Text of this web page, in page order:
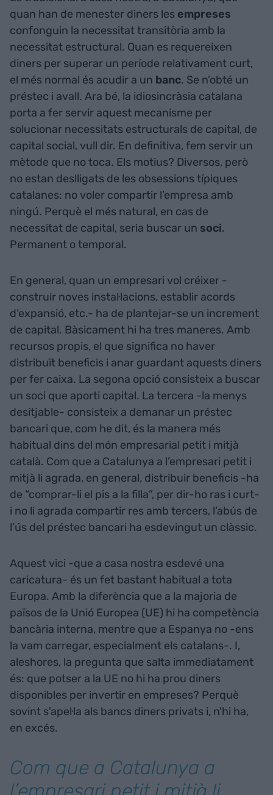
quan han de menester diners les empreses
confonguin la necessitat transitòria amb la
necessitat estructural. Quan es requereixen
diners per superar un període relativament curt,
el més normal és acudir a un banc. Se n’obté un
préstec i avall. Ara bé, la idiosincràsia catalana
porta a fer servir aquest mecanisme per
solucionar necessitats estructurals de capital, de
capital social, vull dir. En definitiva, fem servir un
mètode que no toca. Els motius? Diversos, però
no estan deslligats de les obsessions típiques
catalanes: no voler compartir l’empresa amb
ningú. Perquè el més natural, en cas de
necessitat de capital, seria buscar un soci.
Permanent o temporal.
En general, quan un empresari vol créixer -
construir noves instal·lacions, establir acords
d’expansió, etc.- ha de plantejar-se un increment
de capital. Bàsicament hi ha tres maneres. Amb
recursos propis, el que significa no haver
distribuït beneficis i anar guardant aquests diners
per fer caixa. La segona opció consisteix a buscar
un soci que aporti capital. La tercera -la menys
desitjable- consisteix a demanar un préstec
bancari que, com he dit, és la manera més
habitual dins del món empresarial petit i mitjà
català. Com que a Catalunya a l’empresari petit i
mitjà li agrada, en general, distribuir beneficis -ha
de “comprar-li el pis a la filla”, per dir-ho ras i curt-
i no li agrada compartir res amb tercers, l’abús de
l’ús del préstec bancari ha esdevingut un clàssic.
Aquest vici -que a casa nostra esdevé una
caricatura- és un fet bastant habitual a tota
Europa. Amb la diferència que a la majoria de
països de la Unió Europea (UE) hi ha competència
bancària interna, mentre que a Espanya no -ens
la vam carregar, especialment els catalans-. I,
aleshores, la pregunta que salta immediatament
és: que potser a la UE no hi ha prou diners
disponibles per invertir en empreses? Perquè
sovint s'apel·la als bancs diners privats i, n'hi ha,
en excés.
Com que a Catalunya a